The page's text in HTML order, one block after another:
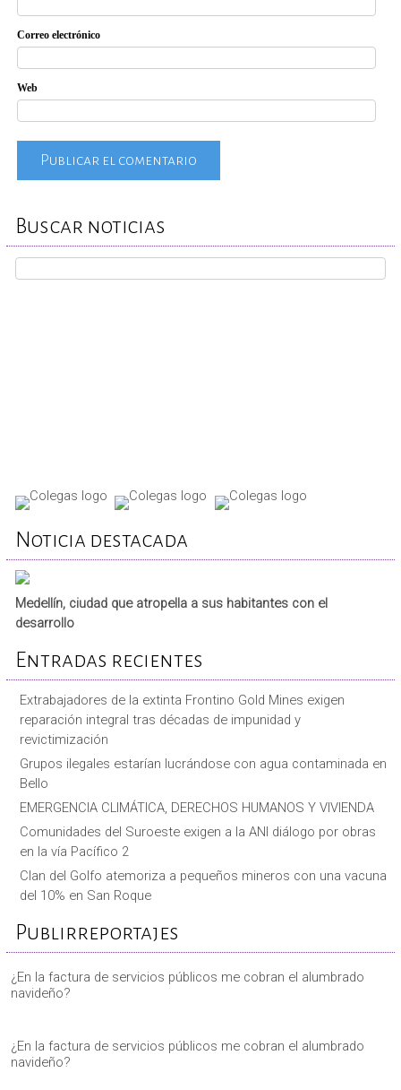
Correo electrónico
Web
Buscar noticias
Noticia destacada
Medellín, ciudad que atropella a sus habitantes con el
desarrollo
Entradas recientes
Extrabajadores de la extinta Frontino Gold Mines exigen
reparación integral tras décadas de impunidad y
revictimización
Grupos ilegales estarían lucrándose con agua contaminada en
Bello
EMERGENCIA CLIMÁTICA, DERECHOS HUMANOS Y VIVIENDA
Comunidades del Suroeste exigen a la ANI diálogo por obras
en la vía Pacífico 2
Clan del Golfo atemoriza a pequeños mineros con una vacuna
del 10% en San Roque
Publirreportajes
¿En la factura de servicios públicos me cobran el alumbrado
navideño?
¿En la factura de servicios públicos me cobran el alumbrado
navideño?